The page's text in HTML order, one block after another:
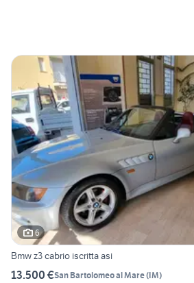
6
Bmw z3 cabrio iscritta asi
13.500 €San Bartolomeo al Mare(IM)